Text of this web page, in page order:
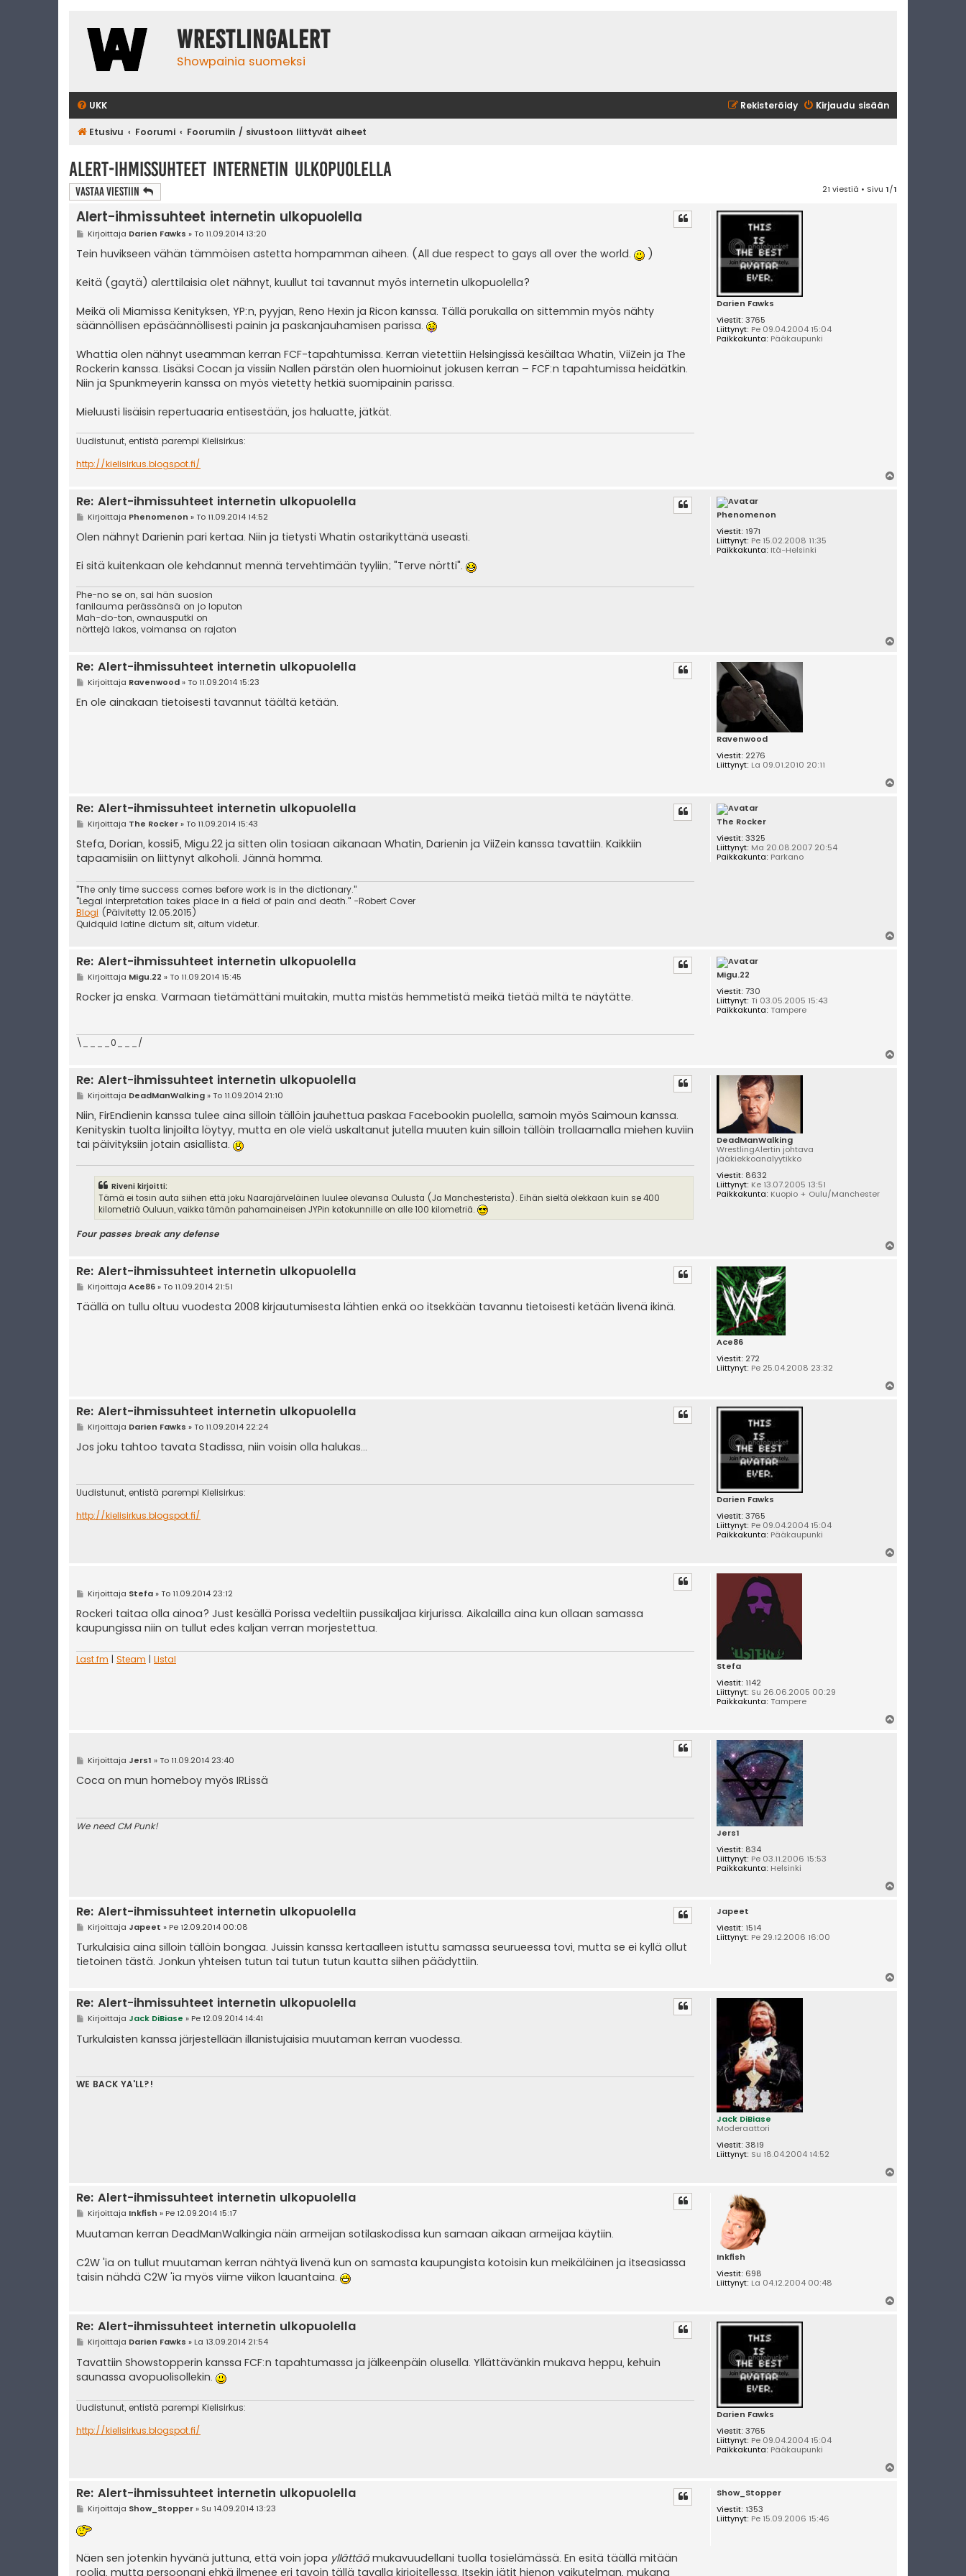
WrestlingAlert
Showpainia suomeksi
UKK Kirjaudu sisään
Rekisteröidy
Etusivu Foorumi Foorumiin / sivustoon liittyvät aiheet
Alert-ihmissuhteet internetin ulkopuolella
Vastaa Viestiin 21 viestiä • Sivu 1/1
Darien Fawks
Viestit: 3765
Liittynyt: Pe 09.04.2004 15:04
Paikkakunta: Pääkaupunki
Alert-ihmissuhteet internetin ulkopuolella
V
e
s
i
Kirjoittaja Darien Fawks » To 11.09.2014 13:20
Tein huvikseen vähän tämmöisen astetta hompamman aiheen. (All due respect to gays all over the world.
)
Keitä (gaytä) alerttilaisia olet nähnyt, kuullut tai tavannut myös internetin ulkopuolella?
Meikä oli Miamissa Kenityksen, YP:n, pyyjan, Reno Hexin ja Ricon kanssa. Tällä porukalla on sittemmin myös nähty
säännöllisen epäsäännöllisesti painin ja paskanjauhamisen parissa.
Whattia olen nähnyt useamman kerran FCF-tapahtumissa. Kerran vietettiin Helsingissä kesäiltaa Whatin, ViiZein ja The
Rockerin kanssa. Lisäksi Cocan ja vissiin Nallen pärstän olen huomioinut jokusen kerran – FCF:n tapahtumissa heidätkin.
Niin ja Spunkmeyerin kanssa on myös vietetty hetkiä suomipainin parissa.
Mieluusti lisäisin repertuaaria entisestään, jos haluatte, jätkät.
Uudistunut, entistä parempi Kielisirkus:
http://kielisirkus.blogspot.fi/
Phenomenon
Viestit: 1971
Liittynyt: Pe 15.02.2008 11:35
Paikkakunta: Itä-Helsinki
Re: Alert-ihmissuhteet internetin ulkopuolella
V
e
s
i
Kirjoittaja Phenomenon » To 11.09.2014 14:52
Olen nähnyt Darienin pari kertaa. Niin ja tietysti Whatin ostarikyttänä useasti.
Ei sitä kuitenkaan ole kehdannut mennä tervehtimään tyyliin; "Terve nörtti".
Phe-no se on, sai hän suosion
fanilauma perässänsä on jo loputon
Mah-do-ton, ownausputki on
nörttejä lakos, voimansa on rajaton
Ravenwood
Viestit: 2276
Liittynyt: La 09.01.2010 20:11
Re: Alert-ihmissuhteet internetin ulkopuolella
V
e
s
Kirjoittaja Ravenwood» To 11.09.2014 15:23
En ole ainakaan tietoisesti tavannut täältä ketään.
The Rocker
Viestit: 3325
Liittynyt: Ma 20.08.2007 20:54
Paikkakunta: Parkano
Re: Alert-ihmissuhteet internetin ulkopuolella
V
e
s
t
Kirjoittaja The Rocker» To 11.09.2014 15:43
Stefa, Dorian, kossi5, Migu.22 ja sitten olin tosiaan aikanaan Whatin, Darienin ja ViiZein kanssa tavattiin. Kaikkiin
tapaamisiin on liittynyt alkoholi. Jännä homma.
"The only time success comes before work is in the dictionary."
"Legal interpretation takes place in a field of pain and death." -Robert Cover
Blogi (Päivitetty 12.05.2015)
Quidquid latine dictum sit, altum videtur.
Migu.22
Viestit: 730
Liittynyt: Ti 03.05.2005 15:43
Paikkakunta: Tampere
Re: Alert-ihmissuhteet internetin ulkopuolella
V
e
s
Kirjoittaja Migu.22 » To 11.09.2014 15:45
Rocker ja enska. Varmaan tietämättäni muitakin, mutta mistäs hemmetistä meikä tietää miltä te näytätte.
\____0___/
DeadManWalking
WrestlingAlertin johtava
jääkiekkoanalyytikko
Viestit: 8632
Liittynyt: Ke 13.07.2005 13:51
Paikkakunta: Kuopio + Oulu/Manchester
Re: Alert-ihmissuhteet internetin ulkopuolella
V
e
s
t
i
Kirjoittaja DeadManWalking» To 11.09.2014 21:10
Niin, FirEndienin kanssa tulee aina silloin tällöin jauhettua paskaa Facebookin puolella, samoin myös Saimoun kanssa.
Kenityskin tuolta linjoilta löytyy, mutta en ole vielä uskaltanut jutella muuten kuin silloin tällöin trollaamalla miehen kuviin
tai päivityksiin jotain asiallista.
Riveni kirjoitti:
Tämä ei tosin auta siihen että joku Naarajärveläinen luulee olevansa Oulusta (Ja Manchesterista). Eihän sieltä olekkaan kuin se 400
kilometriä Ouluun, vaikka tämän pahamaineisen JYPin kotokunnille on alle 100 kilometriä.
Four passes break any defense
Ace86
Viestit: 272
Liittynyt: Pe 25.04.2008 23:32
Re: Alert-ihmissuhteet internetin ulkopuolella
V
e
s
Kirjoittaja Ace86» To 11.09.2014 21:51
Täällä on tullu oltuu vuodesta 2008 kirjautumisesta lähtien enkä oo itsekkään tavannu tietoisesti ketään livenä ikinä.
Darien Fawks
Viestit: 3765
Liittynyt: Pe 09.04.2004 15:04
Paikkakunta: Pääkaupunki
Re: Alert-ihmissuhteet internetin ulkopuolella
V
e
s
Kirjoittaja Darien Fawks » To 11.09.2014 22:24
Jos joku tahtoo tavata Stadissa, niin voisin olla halukas...
Uudistunut, entistä parempi Kielisirkus:
http://kielisirkus.blogspot.fi/
Stefa
Viestit: 1142
Liittynyt: Su 26.06.2005 00:29
Paikkakunta: Tampere
V
e
s
t
Kirjoittaja Stefa» To 11.09.2014 23:12
Rockeri taitaa olla ainoa? Just kesällä Porissa vedeltiin pussikaljaa kirjurissa. Aikalailla aina kun ollaan samassa
kaupungissa niin on tullut edes kaljan verran morjestettua.
Last.fm | Steam | Listal
Jers1
Viestit: 834
Liittynyt: Pe 03.11.2006 15:53
Paikkakunta: Helsinki
V
e
s
Kirjoittaja Jers1 » To 11.09.2014 23:40
Coca on mun homeboy myös IRLissä
We need CM Punk!
Japeet
Viestit: 1514
Liittynyt: Pe 29.12.2006 16:00
Re: Alert-ihmissuhteet internetin ulkopuolella
V
e
s
t
Kirjoittaja Japeet » Pe 12.09.2014 00:08
Turkulaisia aina silloin tällöin bongaa. Juissin kanssa kertaalleen istuttu samassa seurueessa tovi, mutta se ei kyllä ollut
tietoinen tästä. Jonkun yhteisen tutun tai tutun tutun kautta siihen päädyttiin.
Jack DiBiase
Moderaattori
Viestit: 3819
Liittynyt: Su 18.04.2004 14:52
Re: Alert-ihmissuhteet internetin ulkopuolella
V
e
s
Kirjoittaja Jack DiBiase » Pe 12.09.2014 14:41
Turkulaisten kanssa järjestellään illanistujaisia muutaman kerran vuodessa.
WE BACK YA'LL?!
Inkfish
Viestit: 698
Liittynyt: La 04.12.2004 00:48
Re: Alert-ihmissuhteet internetin ulkopuolella
V
e
s
i
Kirjoittaja Inkfish » Pe 12.09.2014 15:17
Muutaman kerran DeadManWalkingia näin armeijan sotilaskodissa kun samaan aikaan armeijaa käytiin.
C2W 'ia on tullut muutaman kerran nähtyä livenä kun on samasta kaupungista kotoisin kun meikäläinen ja itseasiassa
taisin nähdä C2W 'ia myös viime viikon lauantaina.
Darien Fawks
Viestit: 3765
Liittynyt: Pe 09.04.2004 15:04
Paikkakunta: Pääkaupunki
Re: Alert-ihmissuhteet internetin ulkopuolella
V
e
s
t
Kirjoittaja Darien Fawks » La 13.09.2014 21:54
Tavattiin Showstopperin kanssa FCF:n tapahtumassa ja jälkeenpäin olusella. Yllättävänkin mukava heppu, kehuin
saunassa avopuolisollekin.
Uudistunut, entistä parempi Kielisirkus:
http://kielisirkus.blogspot.fi/
Show_Stopper
Viestit: 1353
Liittynyt: Pe 15.09.2006 15:46
Re: Alert-ihmissuhteet internetin ulkopuolella
V
e
s
i
Kirjoittaja Show_Stopper» Su 14.09.2014 13:23
Näen sen jotenkin hyvänä juttuna, että voin jopa yllättäämukavuudellani tuolla tosielämässä. En esitä täällä mitään
roolia, mutta persoonani ehkä ilmenee eri tavoin tällä tavalla kirjoitellessa. Itsekin jätit hienon vaikutelman, mukana